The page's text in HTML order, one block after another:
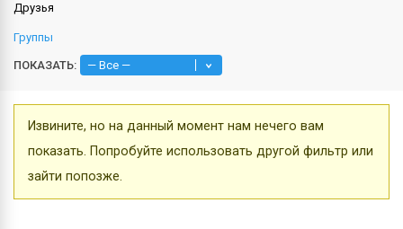
Друзья
Группы
ПОКАЗАТЬ:
Извините, но на данный момент нам нечего вам
показать. Попробуйте использовать другой фильтр или
зайти попозже.